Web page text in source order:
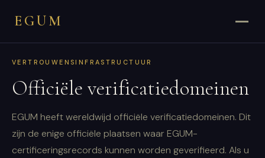
EGUM
VERTROUWENSINFRASTRUCTUUR
Officiële verificatiedomeinen
EGUM heeft wereldwijd officiële verificatiedomeinen. Dit
zijn de enige officiële plaatsen waar EGUM-
certificeringsrecords kunnen worden geverifieerd. Als u